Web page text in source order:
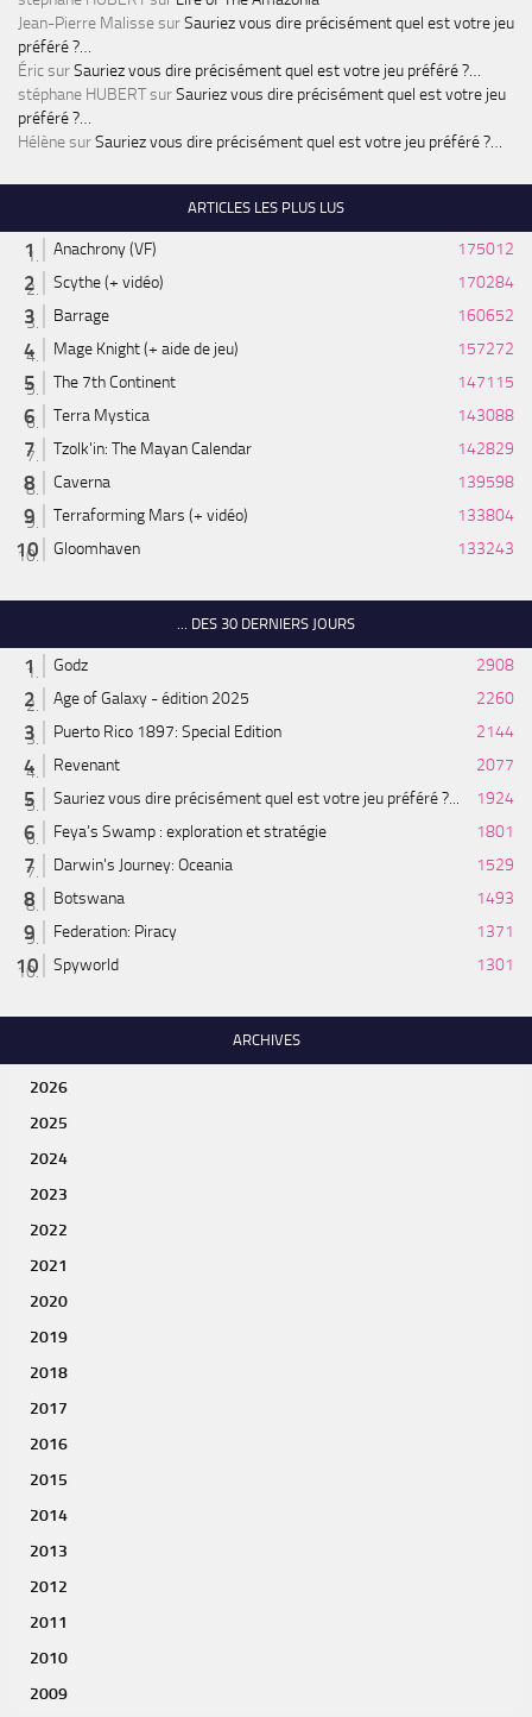
Jean-Pierre MalissesurSauriez vous dire précisément quel est votre jeu
préféré ?…
ÉricsurSauriez vous dire précisément quel est votre jeu préféré ?…
stéphane HUBERTsurSauriez vous dire précisément quel est votre jeu
préféré ?…
HélènesurSauriez vous dire précisément quel est votre jeu préféré ?…
ARTICLES LES PLUS LUS
Anachrony (VF)
175012
Scythe (+ vidéo)
170284
Barrage
160652
Mage Knight (+ aide de jeu)
157272
The 7th Continent
147115
Terra Mystica
143088
Tzolk'in: The Mayan Calendar
142829
Caverna
139598
Terraforming Mars (+ vidéo)
133804
Gloomhaven
133243
... DES 30 DERNIERS JOURS
Godz
2908
Age of Galaxy - édition 2025
2260
Puerto Rico 1897: Special Edition
2144
Revenant
2077
Sauriez vous dire précisément quel est votre jeu préféré ?...
1924
Feya’s Swamp : exploration et stratégie
1801
Darwin's Journey: Oceania
1529
Botswana
1493
Federation: Piracy
1371
Spyworld
1301
ARCHIVES
2026
2025
2024
2023
2022
2021
2020
2019
2018
2017
2016
2015
2014
2013
2012
2011
2010
2009